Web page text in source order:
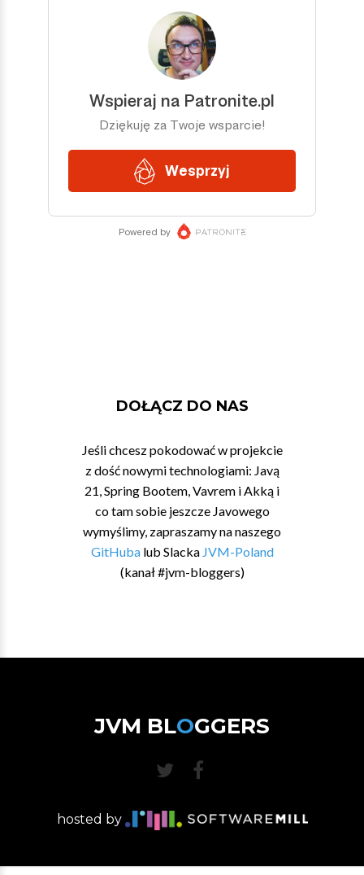
DOŁĄCZ DO NAS
Jeśli chcesz pokodować w projekcie
z dość nowymi technologiami: Javą
21, Spring Bootem, Vavrem i Akką i
co tam sobie jeszcze Javowego
wymyślimy, zapraszamy na naszego
GitHubalub Slacka JVM-Poland
(kanał #jvm-bloggers)
JVM BLOGGERS
hosted by